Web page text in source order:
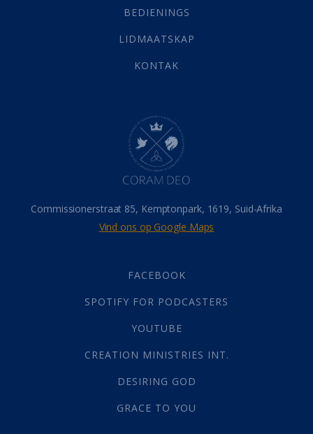
Selfondersoek(1)
Werk(22)
(142)
Hemel (31)
Israel (14)
Millennium(1)
Oordeelsdag(19)
Verheerlikte liggaam
Wederkoms
(27)
Gebed(87)
Die Onse Vader(12)
God(392)
Afgode(23)
Almag(1)
Alomteenwoordig
Alwetendheid (1)
BEDIENINGS
LIDMAATSKAP
KONTAK
Commissionerstraat 85, Kemptonpark, 1619, Suid-Afrika
Vind ons op Google Maps
FACEBOOK
SPOTIFY FOR PODCASTERS
YOUTUBE
CREATION MINISTRIES INT.
DESIRING GOD
GRACE TO YOU